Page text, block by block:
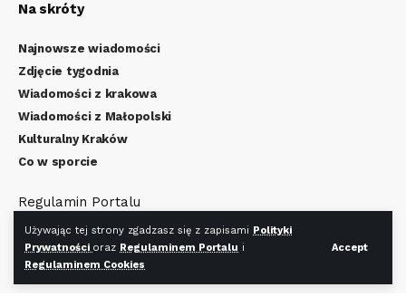
Używając tej strony zgadzasz się z zapisami Polityki
Prywatności oraz Regulaminem Portalu i
Regulaminem Cookies
Accept
Na skróty
Najnowsze wiadomości
Zdjęcie tygodnia
Wiadomości z krakowa
Wiadomości z Małopolski
Kulturalny Kraków
Co w sporcie
Regulamin Portalu
Polityka Prywatności
Regulamin Cookies